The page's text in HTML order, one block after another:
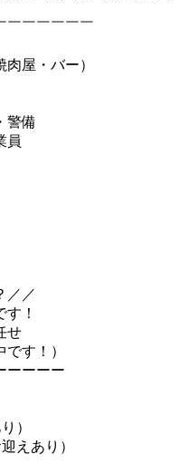
￣￣￣￣￣￣
屋・バー）
警備
員
／／
！
せ
す！）
ーーーー
）
えあり）